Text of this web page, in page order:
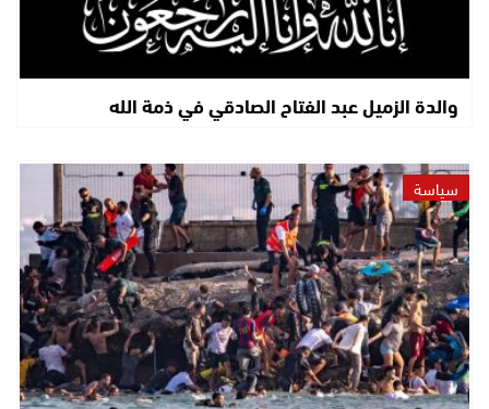
والدة الزميل عبد الفتاح الصادقي في ذمة الله
سياسة